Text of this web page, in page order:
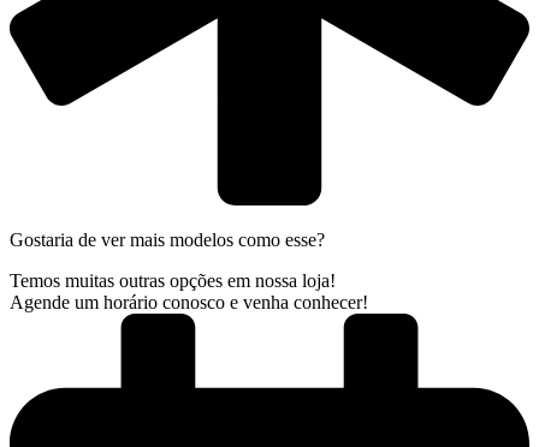
Gostaria de ver mais modelos como esse?
Temos muitas outras opções em nossa loja!
Agende um horário conosco e venha conhecer!